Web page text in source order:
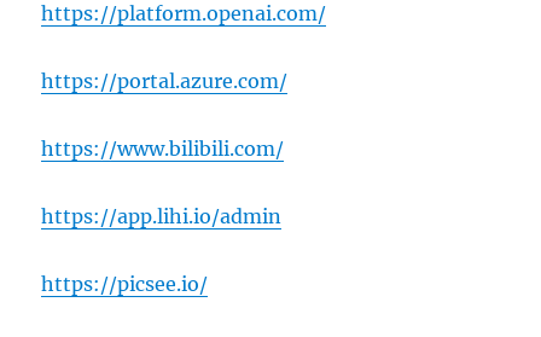
https://platform.openai.com/
https://portal.azure.com/
https://www.bilibili.com/
https://app.lihi.io/admin
https://picsee.io/